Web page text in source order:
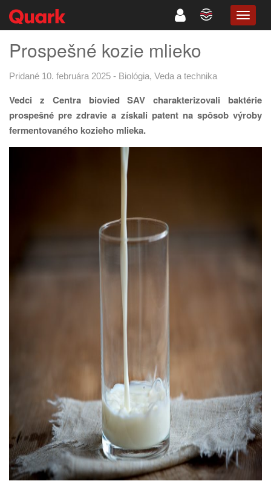
Prospešné kozie mlieko
Pridané 10. februára 2025 - Biológia, Veda a technika
Vedci z Centra biovied SAV charakterizovali baktérie
prospešné pre zdravie a získali patent na spôsob výroby
fermentovaného kozieho mlieka.